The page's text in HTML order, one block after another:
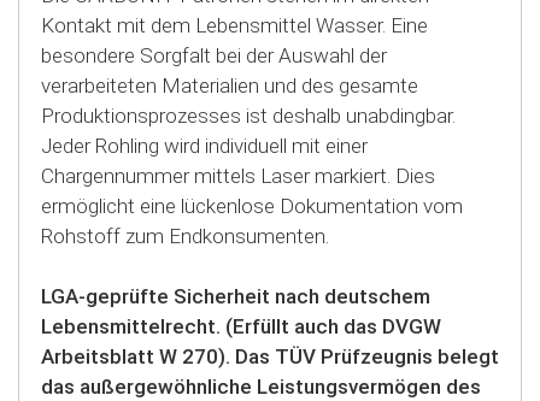
Kontakt mit dem Lebensmittel Wasser. Eine
besondere Sorgfalt bei der Auswahl der
verarbeiteten Materialien und des gesamte
Produktionsprozesses ist deshalb unabdingbar.
Jeder Rohling wird individuell mit einer
Chargennummer mittels Laser markiert. Dies
ermöglicht eine lückenlose Dokumentation vom
Rohstoff zum Endkonsumenten.
LGA-geprüfte Sicherheit nach deutschem
Lebensmittelrecht. (Erfüllt auch das DVGW
Arbeitsblatt W 270). Das TÜV Prüfzeugnis belegt
das außergewöhnliche Leistungsvermögen des